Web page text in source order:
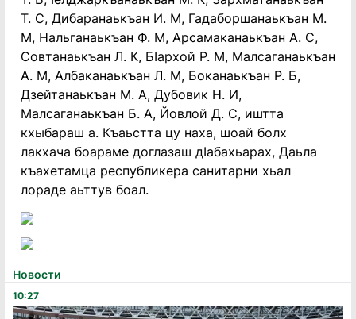
Новости
10:27
Т. С, Дибаранаькъан И. М, Гадаборшанаькъан М.
М, Нальганаькъан Ф. М, Арсамаканаькъан А. С,
Совтанаькъан Л. К, БIархой Р. М, Малсаганаькъан
А. М, Албаканаькъан Л. М, Боканаькъан Р. Б,
Дзейтанаькъан М. А, Дубовик Н. И,
Малсаганаькъан Б. А, Йовлой Д. С, иштта
кхыбараш а. Къаьстта цу наха, шоай болх
лакхача боараме доглазаш дIабахьарах, Даьла
къахетамца республикера санитарни хьал
лораде аьттув боал.